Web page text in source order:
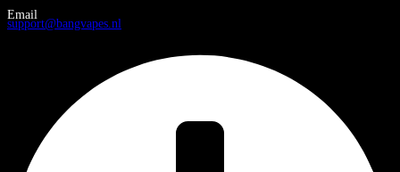
Email
support@bangvapes.nl